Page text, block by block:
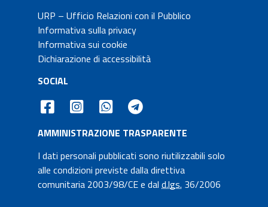
URP – Ufficio Relazioni con il Pubblico
Informativa sulla privacy
Informativa sui cookie
Dichiarazione di accessibilità
SOCIAL
AMMINISTRAZIONE TRASPARENTE
I dati personali pubblicati sono riutilizzabili solo
alle condizioni previste dalla direttiva
comunitaria 2003/98/CE e dal d.lgs. 36/2006